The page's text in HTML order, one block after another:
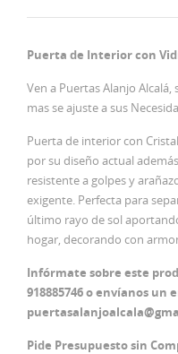
Puerta de Interior con
Ven a Puertas Alanjo
mas se ajuste a sus
Puerta de interior con
por su diseño actual
resistente a golpes y
exigente. Perfecta para
último rayo de sol
hogar, decorando con
Infórmate sobre este
918885746 o envíanos un
Pide Presupuesto sin